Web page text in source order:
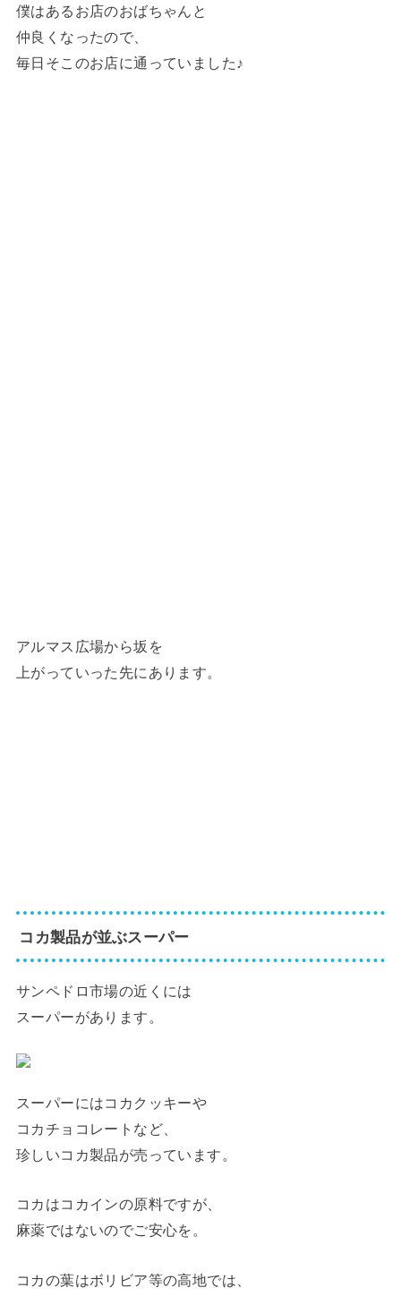
僕はあるお店のおばちゃんと
仲良くなったので、
毎日そこのお店に通っていました♪
アルマス広場から坂を
上がっていった先にあります。
コカ製品が並ぶスーパー
サンペドロ市場の近くには
スーパーがあります。
スーパーにはコカクッキーや
コカチョコレートなど、
珍しいコカ製品が売っています。
コカはコカインの原料ですが、
麻薬ではないのでご安心を。
コカの葉はボリビア等の高地では、